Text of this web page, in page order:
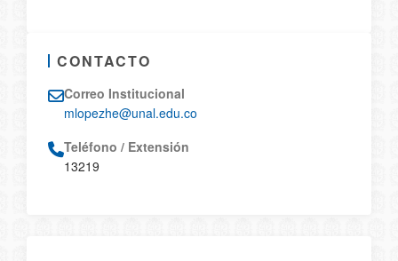
CONTACTO
Correo Institucional
mlopezhe@unal.edu.co
Teléfono / Extensión
13219